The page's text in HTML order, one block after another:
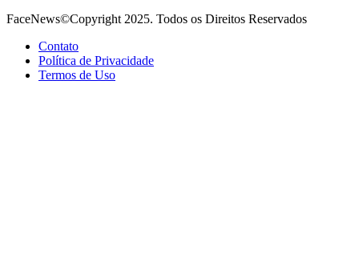
FaceNews©Copyright 2025. Todos os Direitos Reservados
Contato
Política de Privacidade
Termos de Uso